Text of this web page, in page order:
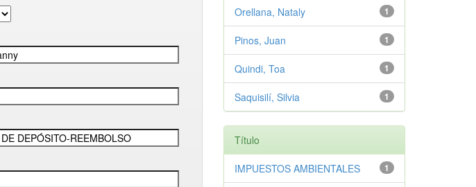
1
Orellana, Nataly
1
Pinos, Juan
1
Quindi, Toa
1
Saquisilí, Silvia
Título
1
IMPUESTOS AMBIENTALES